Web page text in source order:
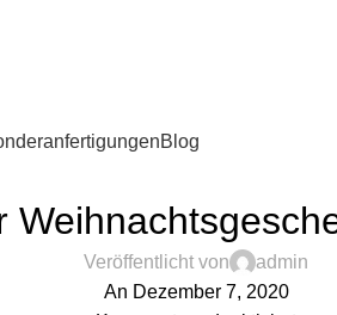
Blog
Veröffentlicht von
admin
An Dezember 7, 2020